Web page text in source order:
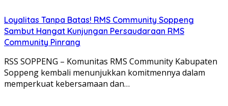
Loyalitas Tanpa Batas! RMS Community Soppeng
Sambut Hangat Kunjungan Persaudaraan RMS
Community Pinrang
RSS SOPPENG – Komunitas RMS Community Kabupaten
Soppeng kembali menunjukkan komitmennya dalam
memperkuat kebersamaan dan…